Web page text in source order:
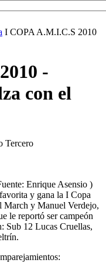
I COPA A.M.I.C.S 2010
-
con el
Tercero
Enrique Asensio )
y gana la I Copa
y Manuel Verdejo,
le reportó ser campeón
Sub 12 Lucas Cruellas,